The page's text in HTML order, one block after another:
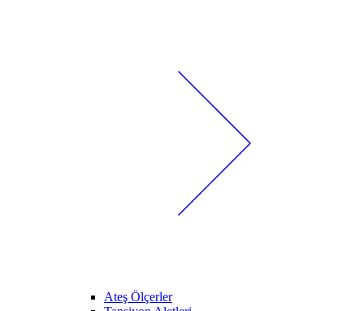
Ateş Ölçerler